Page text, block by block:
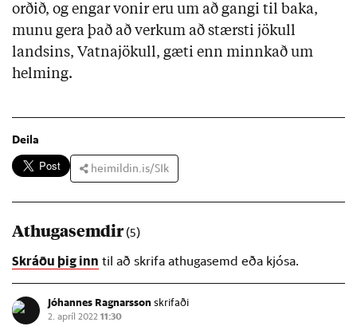
orðið, og engar vonir eru um að gangi til baka,
munu gera það að verkum að stærsti jökull
landsins, Vatnajökull, gæti enn minnkað um
helming.
Deila
heimildin.is/SIk
Athugasemdir(5)
Skráðu þig inn til að skrifa athugasemd eða kjósa.
Jóhannes Ragnarsson skrifaði
2. apríl 2022 11:30